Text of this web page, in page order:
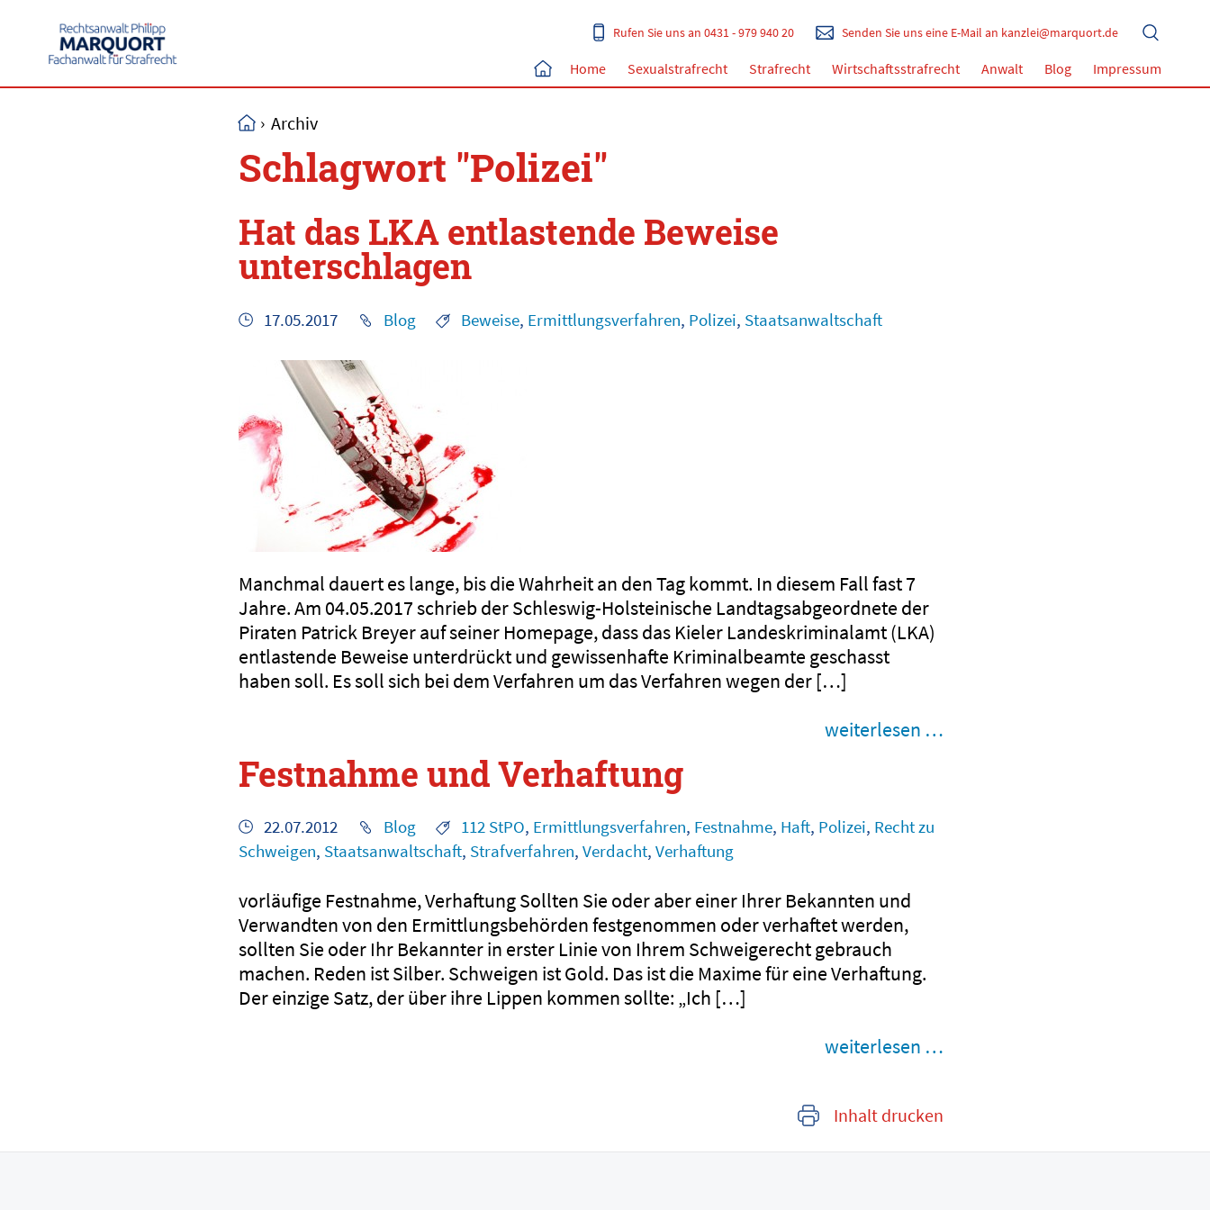
Senden Sie uns eine E-Mail an kanzlei@marquort.de
Rufen Sie uns an 0431 - 979 940 20
Home Sexualstrafrecht Strafrecht Wirtschaftsstrafrecht Anwalt Blog Impressum
› Archiv
Schlagwort "Polizei"
Hat das LKA entlastende Beweise
unterschlagen
17.05.2017 Blog Beweise, Ermittlungsverfahren, Polizei, Staatsanwaltschaft
Manchmal dauert es lange, bis die Wahrheit an den Tag kommt. In diesem Fall fast 7
Jahre. Am 04.05.2017 schrieb der Schleswig-Holsteinische Landtagsabgeordnete der
Piraten Patrick Breyer auf seiner Homepage, dass das Kieler Landeskriminalamt (LKA)
entlastende Beweise unterdrückt und gewissenhafte Kriminalbeamte geschasst
haben soll. Es soll sich bei dem Verfahren um das Verfahren wegen der […]
weiterlesen …
Festnahme und Verhaftung
22.07.2012 Blog 112 StPO, Ermittlungsverfahren, Festnahme, Haft, Polizei, Recht zu
Schweigen, Staatsanwaltschaft, Strafverfahren,Verdacht,Verhaftung
vorläufige Festnahme, Verhaftung Sollten Sie oder aber einer Ihrer Bekannten und
Verwandten von den Ermittlungsbehörden festgenommen oder verhaftet werden,
sollten Sie oder Ihr Bekannter in erster Linie von Ihrem Schweigerecht gebrauch
machen. Reden ist Silber. Schweigen ist Gold. Das ist die Maxime für eine Verhaftung.
Der einzige Satz, der über ihre Lippen kommen sollte: „Ich […]
weiterlesen …
Inhalt drucken